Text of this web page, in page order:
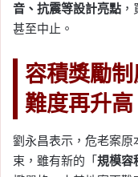
音、抗震等設計亮點
甚至中止。
容積獎勵
難度再升高
劉永昌表示，危老案原
束，雖有新的「規模容